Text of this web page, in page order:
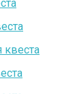
квеста